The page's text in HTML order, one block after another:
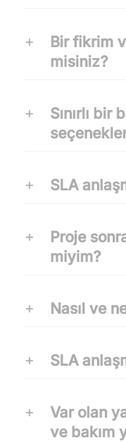
Bir fikrim
misiniz?
Sınırlı
SLA
Proje
miyim?
Nasıl ve
SLA
Var olan
ve bakım